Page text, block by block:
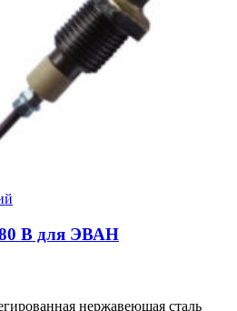
В для ЭВАН
нержавеющая сталь